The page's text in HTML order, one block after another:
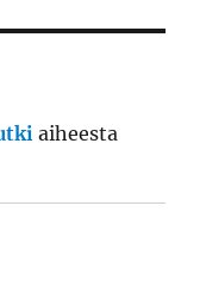
aiheesta